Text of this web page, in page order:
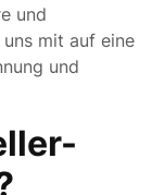
und
mit auf eine
und